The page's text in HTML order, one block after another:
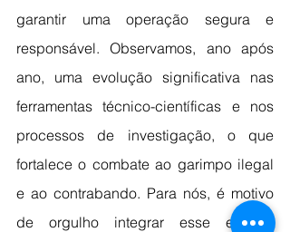
garantir uma operação segura e
responsável. Observamos, ano após
ano, uma evolução significativa nas
ferramentas técnico-científicas e nos
processos de investigação, o que
fortalece o combate ao garimpo ilegal
e ao contrabando. Para nós, é motivo
de orgulho integrar esse esforço